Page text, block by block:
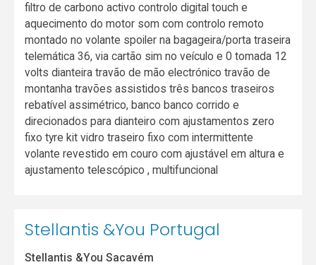
filtro de carbono activo controlo digital touch e
aquecimento do motor som com controlo remoto
montado no volante spoiler na bagageira/porta traseira
telemática 36, via cartão sim no veículo e 0 tomada 12
volts dianteira travão de mão electrónico travão de
montanha travões assistidos três bancos traseiros
rebatível assimétrico, banco banco corrido e
direcionados para dianteiro com ajustamentos zero
fixo tyre kit vidro traseiro fixo com intermittente
volante revestido em couro com ajustável em altura e
ajustamento telescópico , multifuncional
Stellantis &You Portugal
Stellantis &You Sacavém